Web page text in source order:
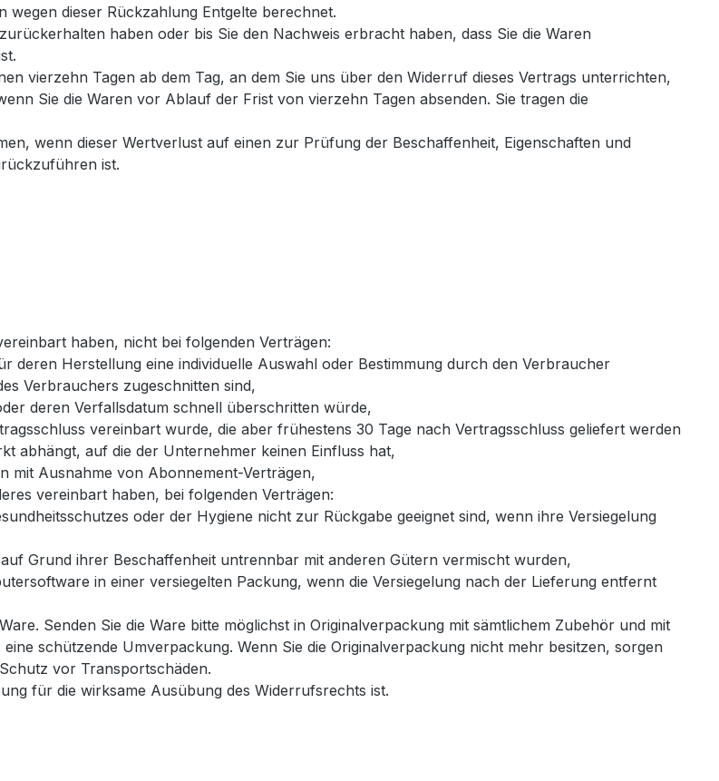
dieser Rückzahlung Entgelte berechnet.
haben oder bis Sie den Nachweis erbracht haben, dass Sie die Waren
vierzehn Tagen ab dem Tag, an dem Sie uns über den Widerruf dieses Vertrags unterrichten,
Sie die Waren vor Ablauf der Frist von vierzehn Tagen absenden. Sie tragen die
wenn dieser Wertverlust auf einen zur Prüfung der Beschaffenheit, Eigenschaften und
ist.
haben, nicht bei folgenden Verträgen:
Herstellung eine individuelle Auswahl oder Bestimmung durch den Verbraucher
Verbrauchers zugeschnitten sind,
deren Verfallsdatum schnell überschritten würde,
vereinbart wurde, die aber frühestens 30 Tage nach Vertragsschluss geliefert werden
abhängt, auf die der Unternehmer keinen Einfluss hat,
mit Ausnahme von Abonnement-Verträgen,
vereinbart haben, bei folgenden Verträgen:
oder der Hygiene nicht zur Rückgabe geeignet sind, wenn ihre Versiegelung
Grund ihrer Beschaffenheit untrennbar mit anderen Gütern vermischt wurden,
in einer versiegelten Packung, wenn die Versiegelung nach der Lieferung entfernt
Senden Sie die Ware bitte möglichst in Originalverpackung mit sämtlichem Zubehör und mit
schützende Umverpackung. Wenn Sie die Originalverpackung nicht mehr besitzen, sorgen
vor Transportschäden.
für die wirksame Ausübung des Widerrufsrechts ist.